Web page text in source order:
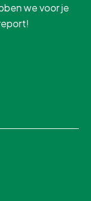
we voor je